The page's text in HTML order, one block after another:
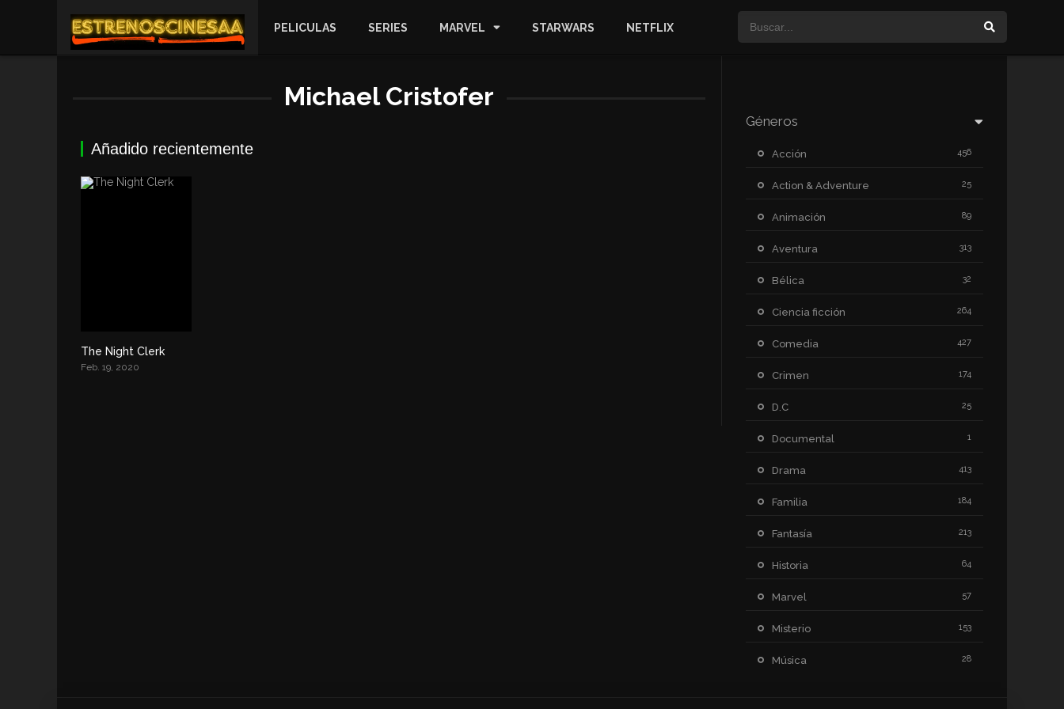
PELICULAS SERIES MARVEL STARWARS NETFLIX
Michael Cristofer
Añadido recientemente
The Night Clerk
Feb. 19, 2020
Géneros
Acción 456
Action & Adventure 25
Animación 89
Aventura 313
Bélica 32
Ciencia ficción 264
Comedia 427
Crimen 174
D.C 25
Documental 1
Drama 413
Familia 184
Fantasía 213
Historia 64
Marvel 57
Misterio 153
Música 28